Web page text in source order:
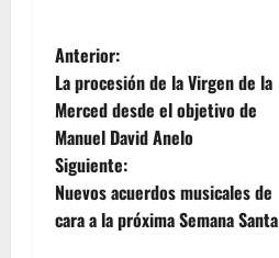
la Defensa
del Voto a
la…
calendario
de actos
que se van
a celebrar
en nuestra
ciudad,
con motivo
de
cumplirse
N
a
v
e
Anterior:
La procesión de la Virgen de la
Merced desde el objetivo de
Manuel David Anelo
Siguiente:
Nuevos acuerdos musicales de
cara a la próxima Semana Santa